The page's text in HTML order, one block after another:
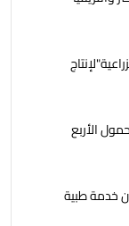
الأربع
يوم صحة» تقدم نحو 11 مليون خدمة طبية